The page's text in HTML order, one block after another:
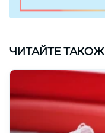
ЧИТАЙТЕ ТАКОЖ